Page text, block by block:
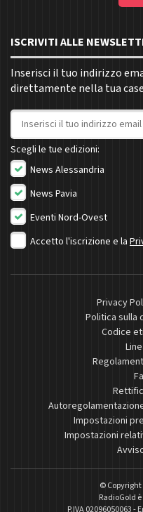
ISCRIVITI ALLE
Inserisci il tuo indirizzo
direttamente nella tua
Indirizzo email
Scegli le tue edizioni:
News Alessandria
News Pavia
Eventi Nord-Ovest
Accetto l'iscrizione e la
Privacy
Politica sulla
Codice
Impostazioni
Impostazioni
© Copyright
RadioGold
P.IVA 02096050063 -